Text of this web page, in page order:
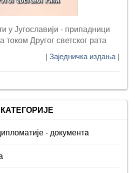
у Југославији - припадници
током Другог светског рата
| Заједничка издања|
КАТЕГОРИЈЕ
- документa